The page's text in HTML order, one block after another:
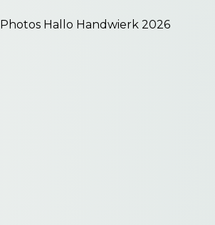
Photos Hallo Handwierk 2026